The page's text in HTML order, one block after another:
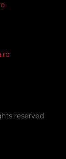
reserved